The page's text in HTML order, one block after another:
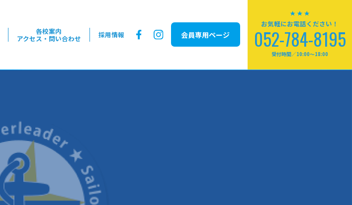
各校案内
アクセス・問い合わせ 採用情報 会員専用ページ
お気軽にお電話ください！
052-784-8195
受付時間／10:00～18:00